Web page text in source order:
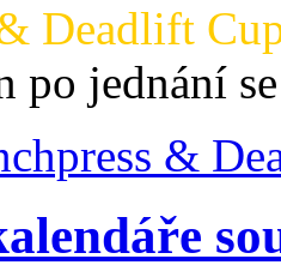
Deadlift
po jednání
&